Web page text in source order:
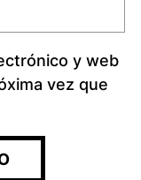
y web
vez que